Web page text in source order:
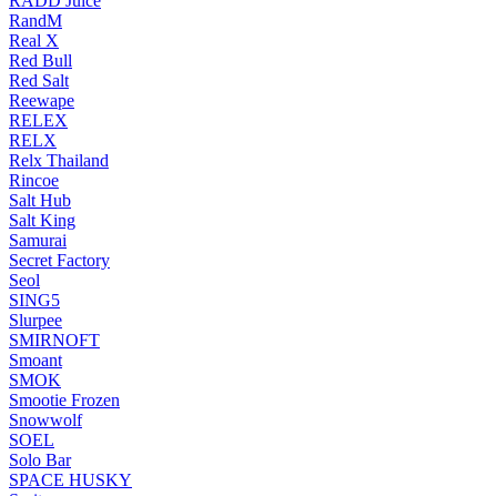
RandM
Real X
Red Bull
Red Salt
Reewape
RELEX
RELX
Relx Thailand
Rincoe
Salt Hub
Salt King
Samurai
Secret Factory
Seol
SING5
Slurpee
SMIRNOFT
Smoant
SMOK
Smootie Frozen
Snowwolf
SOEL
Solo Bar
SPACE HUSKY